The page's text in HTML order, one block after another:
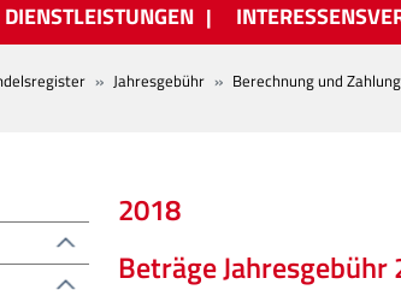
DIENSTLEISTUNGEN
Jahresgebühr Berechnung und Zahlung
2018
Beträge Jahresgebühr